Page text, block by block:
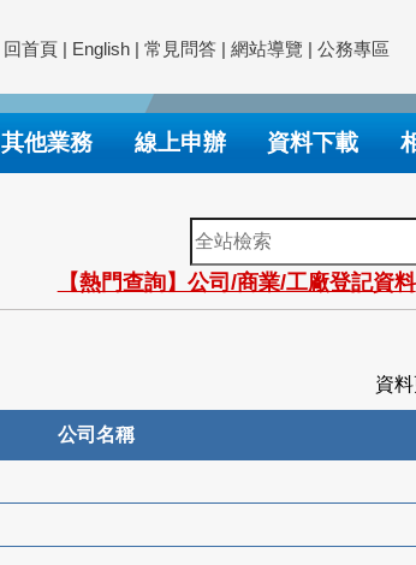
回首頁 | English | 常見問答 | 網站導覽 | 公務專區
其他業務 線上申辦 資料下載
全
站
檢
索
【熱門查詢】公司/商業/工廠登記資料
資
公司名稱